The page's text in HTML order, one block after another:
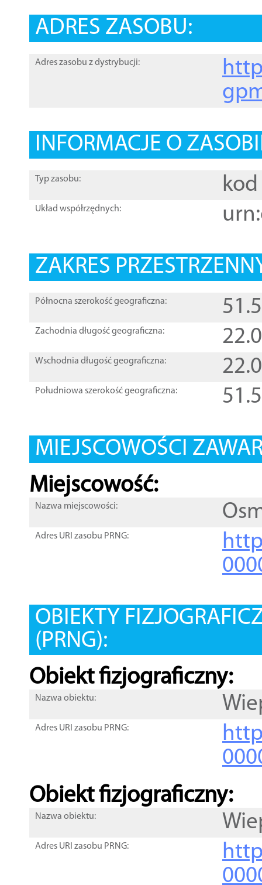
ADRES ZASOBU:
Adres zasobu z dystrybucji:
INFORMACJE O
Typ zasobu: kod
Układ współrzędnych:
ZAKRES
Północna szerokość geograficzna:
Zachodnia długość geograficzna:
Wschodnia długość geograficzna:
Południowa szerokość geograficzna:
MIEJSCOWOŚCI
Miejscowość:
Nazwa miejscowości:
Adres URI zasobu PRNG:
OBIEKTY
(PRNG):
Obiekt fizjograficzny:
Nazwa obiektu:
Adres URI zasobu PRNG:
Obiekt fizjograficzny:
Nazwa obiektu:
Adres URI zasobu PRNG: